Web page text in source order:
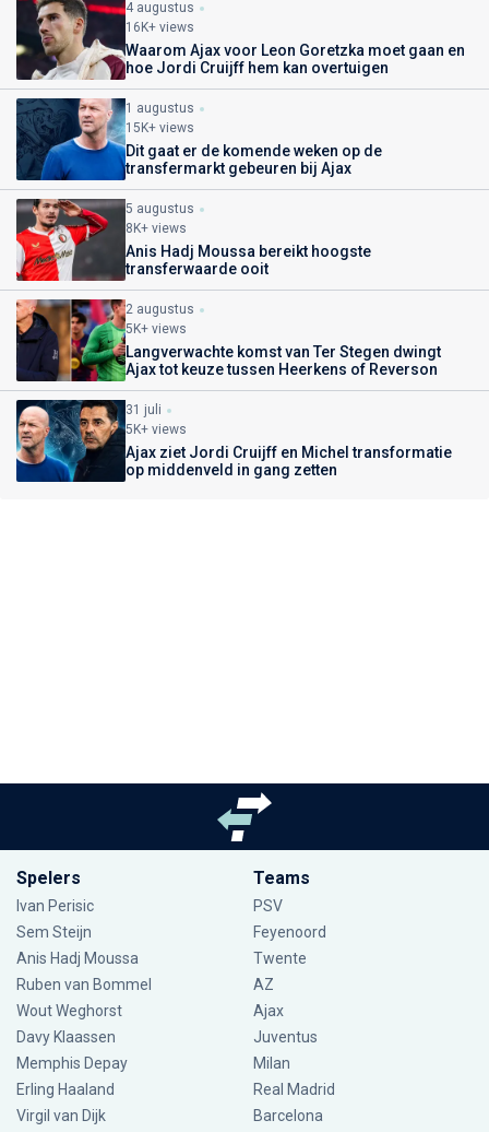
4 augustus
16K+ views
Waarom Ajax voor Leon Goretzka moet gaan en
hoe Jordi Cruijff hem kan overtuigen
1 augustus
15K+ views
Dit gaat er de komende weken op de
transfermarkt gebeuren bij Ajax
5 augustus
8K+ views
Anis Hadj Moussa bereikt hoogste
transferwaarde ooit
2 augustus
5K+ views
Langverwachte komst van Ter Stegen dwingt
Ajax tot keuze tussen Heerkens of Reverson
31 juli
5K+ views
Ajax ziet Jordi Cruijff en Michel transformatie
op middenveld in gang zetten
Spelers
Ivan Perisic
Sem Steijn
Anis Hadj Moussa
Ruben van Bommel
Wout Weghorst
Davy Klaassen
Memphis Depay
Erling Haaland
Virgil van Dijk
Teams
PSV
Feyenoord
Twente
AZ
Ajax
Juventus
Milan
Real Madrid
Barcelona